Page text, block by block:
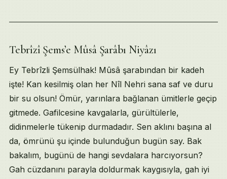
Tebrîzî Şems’e Mûsâ Şarâbı Niyâzı
Ey Tebrîzli Şemsülhak! Mûsâ şarabından bir kadeh
işte! Kan kesilmiş olan her Nîl Nehri sana saf ve duru
bir su olsun! Ömür, yarınlara bağlanan ümitlerle geçip
gitmede. Gafilcesine kavgalarla, gürültülerle,
didinmelerle tükenip durmadadır. Sen aklını başına al
da, ömrünü şu içinde bulunduğun bugün say. Bak
bakalım, bugünü de hangi sevdalara harcıyorsun?
Gah cüzdanını parayla doldurmak kaygısıyla, gah iyi